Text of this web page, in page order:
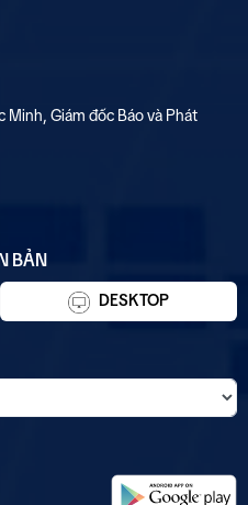
Minh, Giám đốc Báo và Phát
BẢN
DESKTOP